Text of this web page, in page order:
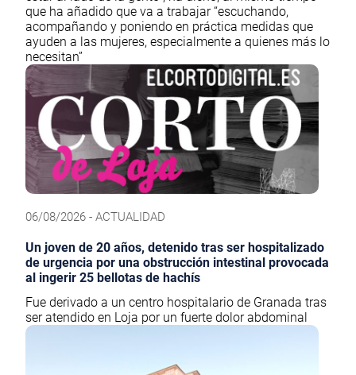
que ha añadido que va a trabajar “escuchando,
acompañando y poniendo en práctica medidas que
ayuden a las mujeres, especialmente a quienes más lo
necesitan”
06/08/2026 - ACTUALIDAD
Un joven de 20 años, detenido tras ser hospitalizado
de urgencia por una obstrucción intestinal provocada
al ingerir 25 bellotas de hachís
Fue derivado a un centro hospitalario de Granada tras
ser atendido en Loja por un fuerte dolor abdominal